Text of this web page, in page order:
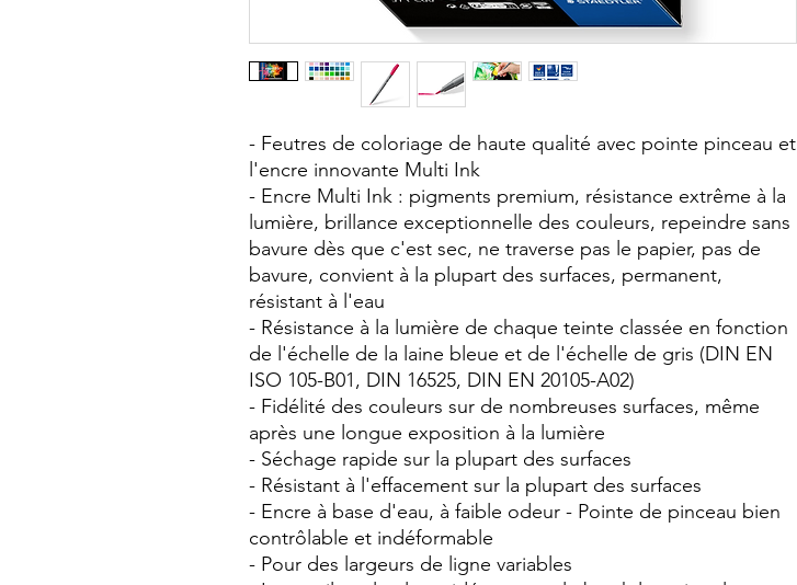
- Feutres de coloriage de haute qualité avec pointe pinceau et
l'encre innovante Multi Ink
- Encre Multi Ink : pigments premium, résistance extrême à la
lumière, brillance exceptionnelle des couleurs, repeindre sans
bavure dès que c'est sec, ne traverse pas le papier, pas de
bavure, convient à la plupart des surfaces, permanent,
résistant à l'eau
- Résistance à la lumière de chaque teinte classée en fonction
de l'échelle de la laine bleue et de l'échelle de gris (DIN EN
ISO 105-B01, DIN 16525, DIN EN 20105-A02)
- Fidélité des couleurs sur de nombreuses surfaces, même
après une longue exposition à la lumière
- Séchage rapide sur la plupart des surfaces
- Résistant à l'effacement sur la plupart des surfaces
- Encre à base d'eau, à faible odeur - Pointe de pinceau bien
contrôlable et indéformable
- Pour des largeurs de ligne variables